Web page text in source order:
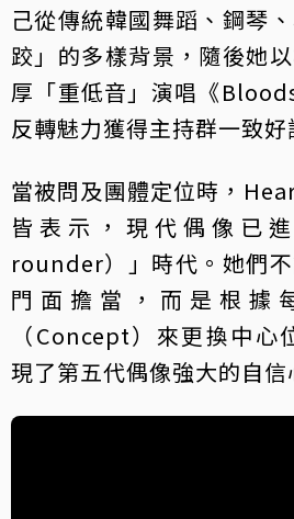
己從傳統韓國舞蹈、鋼琴
跤」的多樣背景，隨後她
厚「重低音」演唱《
反轉魅力獲得主持群一致好
當被問及團體定位時，
皆表示，現代偶像已
rounder）」時代。她們
門面擔當，而是根據
（Concept）來更換中
現了第五代偶像強大的自信